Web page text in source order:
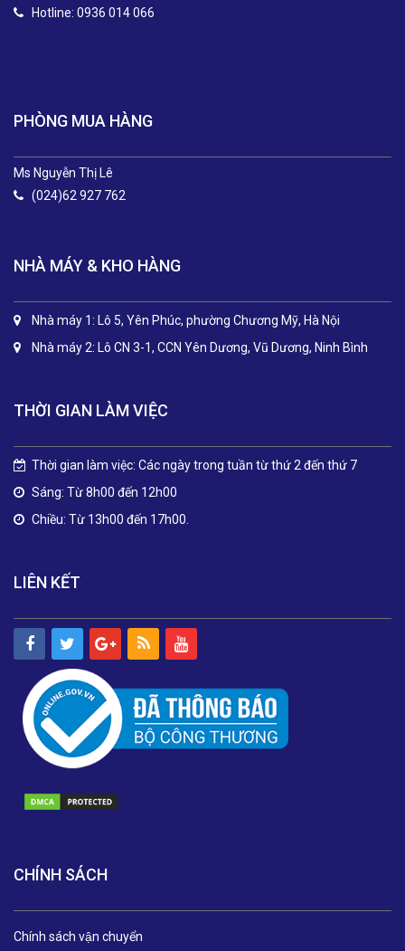
Hotline: 0936 014 066
PHÒNG MUA HÀNG
Ms Nguyễn Thị Lê
(024)62 927 762
NHÀ MÁY & KHO HÀNG
Nhà máy 1: Lô 5, Yên Phúc, phường Chương Mỹ, Hà Nội
Nhà máy 2: Lô CN 3-1, CCN Yên Dương, Vũ Dương, Ninh Bình
THỜI GIAN LÀM VIỆC
Thời gian làm việc: Các ngày trong tuần từ thứ 2 đến thứ 7
Sáng: Từ 8h00 đến 12h00
Chiều: Từ 13h00 đến 17h00.
LIÊN KẾT
CHÍNH SÁCH
Chính sách vận chuyển